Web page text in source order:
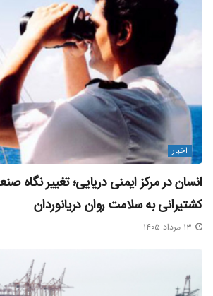
اخبار
انسان در مرکز ایمنی دریایی؛ تغییر نگاه
کشتیرانی به سلامت روان دریانوردان